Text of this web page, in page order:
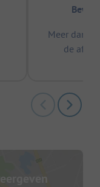
Meer dan
de